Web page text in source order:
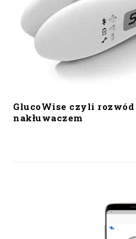
GlucoWise czyli
nakłuwaczem